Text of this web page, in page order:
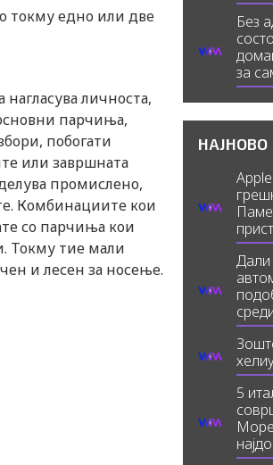
токму едно или две
личноста,
парчиња,
побогати
или завршната
промислено,
Комбинациите кои
со парчиња кои
Токму тие мали
и лесен за носење.
Без
за
НАЈНОВО
Дали
5